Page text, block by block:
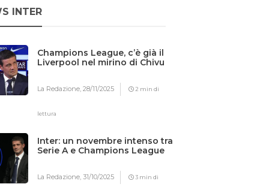
INTER
Champions League, c’è già il
Liverpool nel mirino di Chivu
La Redazione,28/11/2025 2 min di
lettura
Inter: un novembre intenso tra
Serie A e Champions League
La Redazione,31/10/2025 3 min di